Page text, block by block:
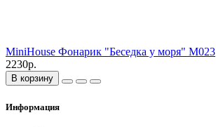
MiniHouse Фонарик "Беседка у моря" M023
2230р.
В корзину
Информация